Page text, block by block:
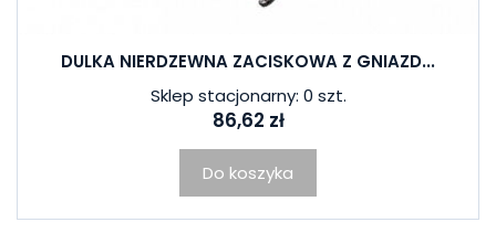
DULKA NIERDZEWNA ZACISKOWA Z GNIAZD...
Sklep stacjonarny: 0 szt.
86,62 zł
Do koszyka